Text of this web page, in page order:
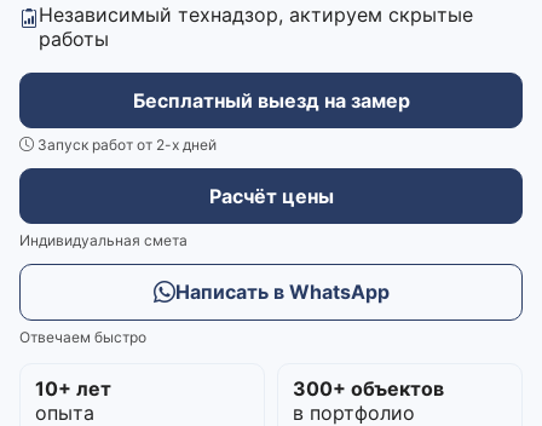
Независимый технадзор, актируем скрытые
работы
Бесплатный выезд на замер
Запуск работ от 2-х дней
Расчёт цены
Индивидуальная смета
Написать в WhatsApp
Отвечаем быстро
10+ лет
опыта
300+ объектов
в портфолио